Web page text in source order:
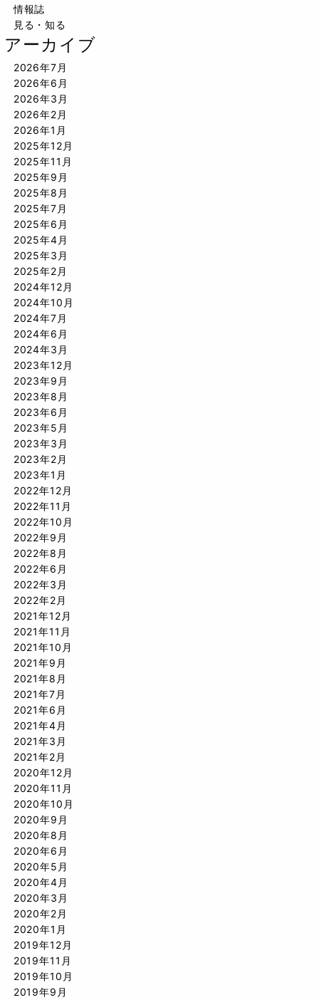
情報誌
見る・知る
アーカイブ
2026年7月
2026年6月
2026年3月
2026年2月
2026年1月
2025年12月
2025年11月
2025年9月
2025年8月
2025年7月
2025年6月
2025年4月
2025年3月
2025年2月
2024年12月
2024年10月
2024年7月
2024年6月
2024年3月
2023年12月
2023年9月
2023年8月
2023年6月
2023年5月
2023年3月
2023年2月
2023年1月
2022年12月
2022年11月
2022年10月
2022年9月
2022年8月
2022年6月
2022年3月
2022年2月
2021年12月
2021年11月
2021年10月
2021年9月
2021年8月
2021年7月
2021年6月
2021年4月
2021年3月
2021年2月
2020年12月
2020年11月
2020年10月
2020年9月
2020年8月
2020年6月
2020年5月
2020年4月
2020年3月
2020年2月
2020年1月
2019年12月
2019年11月
2019年10月
2019年9月